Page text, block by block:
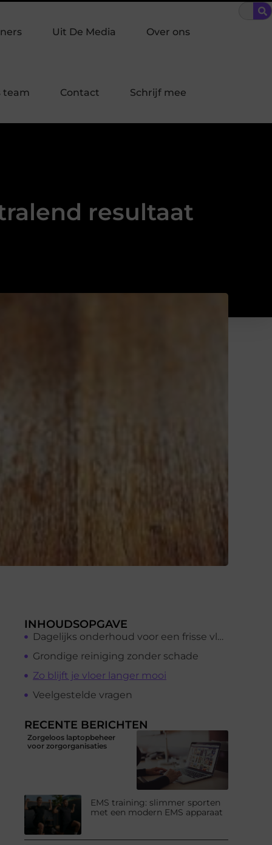
Bescherming op
Uit De Media Over ons
team Contact Schrijf mee
resultaat
INHOUDSOPGAVE
Dagelijks onderhoud voor een frisse vloer
Grondige reiniging zonder schade
Zo blijft je vloer langer mooi
Veelgestelde vragen
RECENTE BERICHTEN
Zorgeloos laptopbeheer
voor zorgorganisaties
EMS training: slimmer sporten
met een modern EMS apparaat